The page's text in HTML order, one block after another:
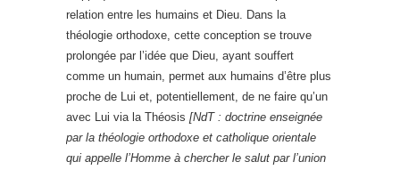
relation entre les humains et Dieu. Dans la
théologie orthodoxe, cette conception se trouve
prolongée par l’idée que Dieu, ayant souffert
comme un humain, permet aux humains d’être plus
proche de Lui et, potentiellement, de ne faire qu’un
avec Lui via la Théosis [NdT : doctrine enseignée
par la théologie orthodoxe et catholique orientale
qui appelle l’Homme à chercher le salut par l’union